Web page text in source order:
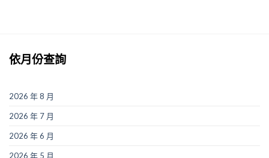
依月份查詢
2026 年 8 月
2026 年 7 月
2026 年 6 月
2026 年 5 月